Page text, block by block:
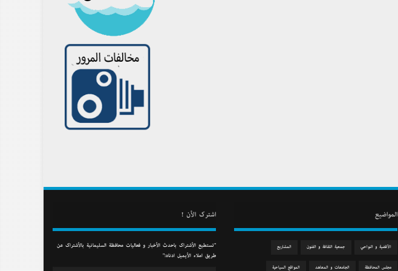
أشترك الأن !
"تستطيع الأشتراك بأحدث الأخبار و فعاليات محافظة السليمانية بالأشتراك عن
طريق أملاء الأيميل أدناه:"
المواضيع
الآقضية و النواحي جمعیة الثقافة و الفنون المشاريع
مجلس المحافظة الجامعات و المعاهد المواقع السياحية